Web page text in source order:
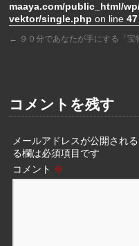
maaya.com/public_html/
vektor/single.php on line47
← ９０分であなたが手にする「宝
コメントを残す
メールアドレスが公開され
る欄は必須項目です
コメント ※